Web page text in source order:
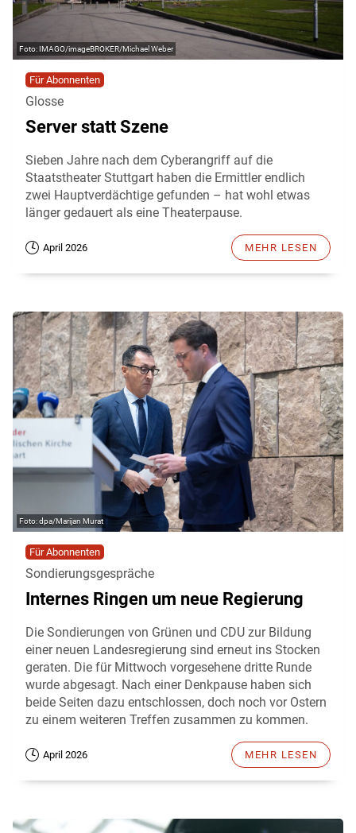
IMAGO/imageBROKER/Michael Weber
Für Abonnenten
Glosse
Server statt Szene
Sieben Jahre nach dem Cyberangriff auf die
Staatstheater Stuttgart haben die Ermittler endlich
zwei Hauptverdächtige gefunden – hat wohl etwas
länger gedauert als eine Theaterpause.
April 2026 MEHR LESEN
dpa/Marijan Murat
Für Abonnenten
Sondierungsgespräche
Internes Ringen um neue Regierung
Die Sondierungen von Grünen und CDU zur Bildung
einer neuen Landesregierung sind erneut ins Stocken
geraten. Die für Mittwoch vorgesehene dritte Runde
wurde abgesagt. Nach einer Denkpause haben sich
beide Seiten dazu entschlossen, doch noch vor Ostern
zu einem weiteren Treffen zusammen zu kommen.
April 2026 MEHR LESEN